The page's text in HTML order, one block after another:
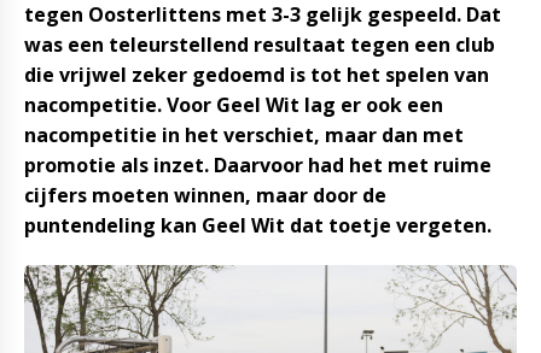
tegen Oosterlittens met 3-3 gelijk gespeeld. Dat
was een teleurstellend resultaat tegen een club
die vrijwel zeker gedoemd is tot het spelen van
nacompetitie. Voor Geel Wit lag er ook een
nacompetitie in het verschiet, maar dan met
promotie als inzet. Daarvoor had het met ruime
cijfers moeten winnen, maar door de
puntendeling kan Geel Wit dat toetje vergeten.